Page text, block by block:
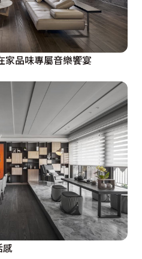
品味專屬音樂饗宴